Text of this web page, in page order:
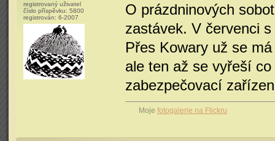
registrovaný uživatel
číslo příspěvku: 5800
registrován: 6-2007
O prázdninových
zastávek. V červenci
Přes Kowary už se
ale ten až se vyřeší
zabezpečovací
Moje fotogalerie na Flickru